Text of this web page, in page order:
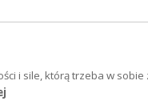
i sile, którą trzeba w